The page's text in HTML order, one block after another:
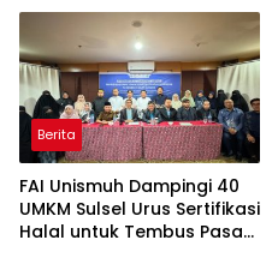
Berita
FAI Unismuh Dampingi 40
UMKM Sulsel Urus Sertifikasi
Halal untuk Tembus Pasar